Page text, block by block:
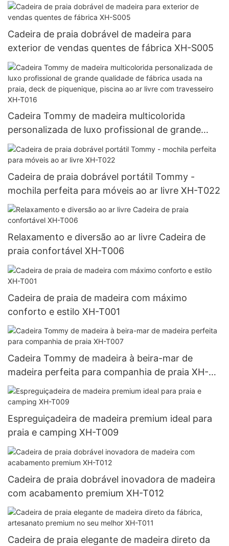
Cadeira de praia dobrável de madeira para
exterior de vendas quentes de fábrica XH-S005
Cadeira Tommy de madeira multicolorida
personalizada de luxo profissional de grande
qualidade de fábrica usada na praia, deck de
piquenique, piscina ao ar livre com travesseiro
XH-T016
Cadeira de praia dobrável portátil Tommy -
mochila perfeita para móveis ao ar livre XH-T022
Relaxamento e diversão ao ar livre Cadeira de
praia confortável XH-T006
Cadeira de praia de madeira com máximo
conforto e estilo XH-T001
Cadeira Tommy de madeira à beira-mar de
madeira perfeita para companhia de praia XH-
T007
Espreguiçadeira de madeira premium ideal para
praia e camping XH-T009
Cadeira de praia dobrável inovadora de madeira
com acabamento premium XH-T012
Cadeira de praia elegante de madeira direto da